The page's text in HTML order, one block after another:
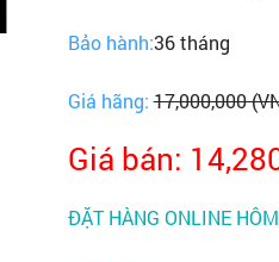
Bảo hành:36 tháng
Giá hãng:17,000,000
Giá bán:
ĐẶT HÀNG ONLINE